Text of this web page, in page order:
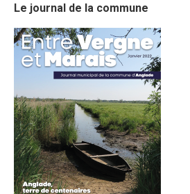
Le journal de la commune